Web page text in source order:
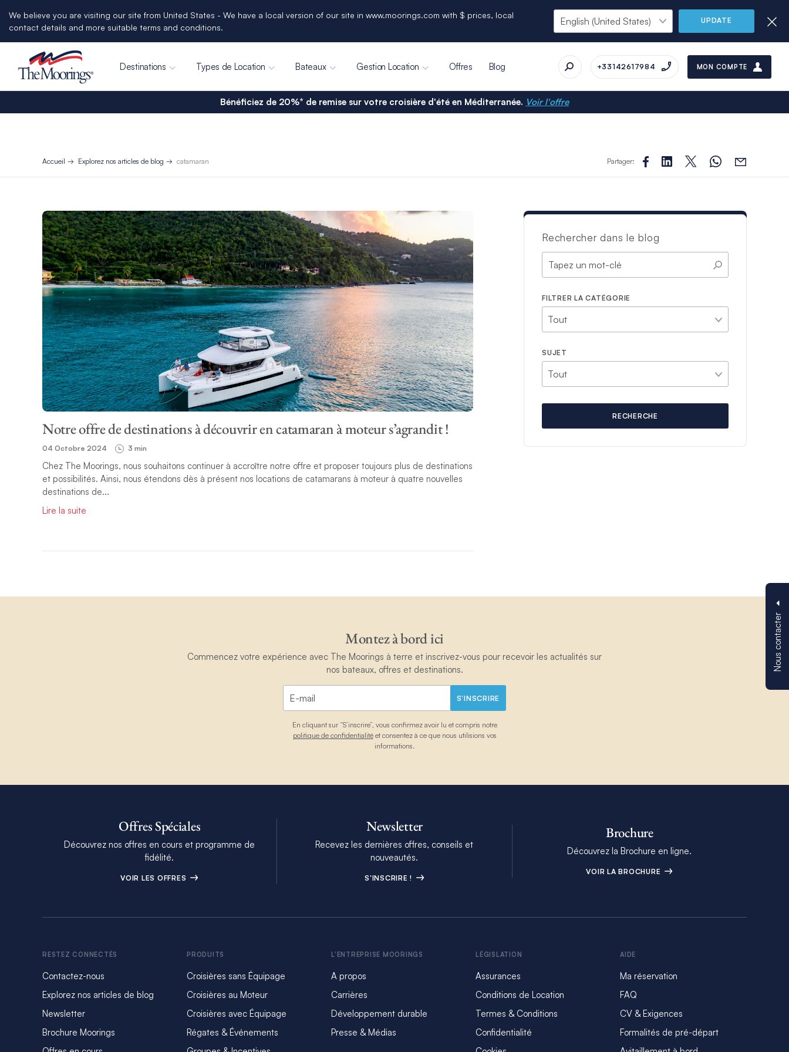
We believe you are visiting our site from United States - We have a local version of our site in www.moorings.com with $ prices, local
contact details and more suitable terms and conditions.
UPDATE
Destinations Types de Location Bateaux Gestion Location Offres Blog +33142617984 MON COMPTE
Nous contacter
Bénéficiez de 20%* de remise sur votre croisière d'été en Méditerranée. Voir l'offre
Accueil Explorez nos articles de blog catamaran Partager:
Notre offre de destinations à découvrir en catamaran à moteur s’agrandit !
04 Octobre 2024 3 min
Chez The Moorings, nous souhaitons continuer à accroître notre offre et proposer toujours plus de destinations
et possibilités. Ainsi, nous étendons dès à présent nos locations de catamarans à moteur à quatre nouvelles
destinations de...
Lire la suite
Rechercher dans le blog
FILTRER LA CATÉGORIE
SUJET
RECHERCHE
Montez à bord ici
Commencez votre expérience avec The Moorings à terre et inscrivez-vous pour recevoir les actualités sur
nos bateaux, offres et destinations.
S'INSCRIRE
En cliquant sur “S’inscrire”, vous confirmez avoir lu et compris notre
politique de confidentialitéet consentez à ce que nous utilisions vos
informations.
Offres Spéciales
Découvrez nos offres en cours et programme de
fidélité.
VOIR LES OFFRES
Newsletter
Recevez les dernières offres, conseils et
nouveautés.
S'INSCRIRE !
Brochure
Découvrez la Brochure en ligne.
VOIR LA BROCHURE
RESTEZ CONNECTÉS
Contactez-nous
Explorez nos articles de blog
Newsletter
Brochure Moorings
PRODUITS
Croisières sans Équipage
Croisières au Moteur
Croisières avec Équipage
Régates & Événements
L'ENTREPRISE MOORINGS
A propos
Carrières
Développement durable
Presse & Médias
LÉGISLATION
Assurances
Conditions de Location
Termes & Conditions
Confidentialité
AIDE
Ma réservation
FAQ
CV & Exigences
Formalités de pré-départ